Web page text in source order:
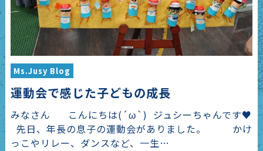
Ms.Jusy Blog
運動会で感じた子どもの成長
みなさん こんにちは(´ω`) ジュシーちゃんです♥
先日、年長の息子の運動会がありました。 かけ
っこやリレー、ダンスなど、一生…